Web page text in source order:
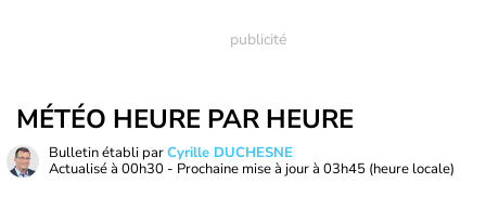
MÉTÉO HEURE PAR HEURE
Bulletin établi parCyrille DUCHESNE
Actualisé à 00h30 - Prochaine mise à jour à 03h45 (heure locale)